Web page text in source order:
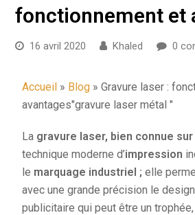
fonctionnement et
16 avril 2020 Khaled 0
Accueil » Blog »Gravure laser :
avantages"gravure laser métal "
La gravure laser, bien connue
technique moderne d’impression
le marquage industriel ; elle
avec une grande précision le design
publicitaire qui peut être un